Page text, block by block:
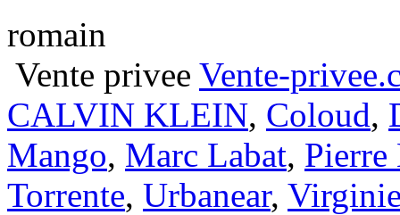
romain
Vente privee Vente-
CALVIN KLEIN, Coloud,
Mango, Marc Labat, Pierre
Torrente, Urbanear,